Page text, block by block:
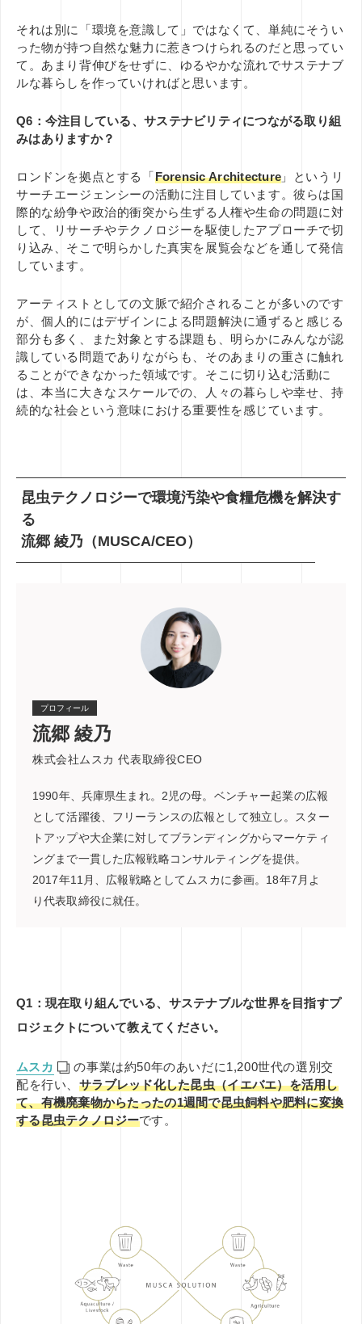
それは別に「環境を意識して」ではなくて、単純にそうい
った物が持つ自然な魅力に惹きつけられるのだと思ってい
て。あまり背伸びをせずに、ゆるやかな流れでサステナブ
ルな暮らしを作っていければと思います。
Q6：今注目している、サステナビリティにつながる取り組
みはありますか？
ロンドンを拠点とする「Forensic Architecture」というリ
サーチエージェンシーの活動に注目しています。彼らは国
際的な紛争や政治的衝突から生ずる人権や生命の問題に対
して、リサーチやテクノロジーを駆使したアプローチで切
り込み、そこで明らかした真実を展覧会などを通して発信
しています。
アーティストとしての文脈で紹介されることが多いのです
が、個人的にはデザインによる問題解決に通ずると感じる
部分も多く、また対象とする課題も、明らかにみんなが認
識している問題でありながらも、そのあまりの重さに触れ
ることができなかった領域です。そこに切り込む活動に
は、本当に大きなスケールでの、人々の暮らしや幸せ、持
続的な社会という意味における重要性を感じています。
昆虫テクノロジーで環境汚染や食糧危機を解決す
る
流郷 綾乃（MUSCA/CEO）
プロフィール
流郷 綾乃
株式会社ムスカ 代表取締役CEO
1990年、兵庫県生まれ。2児の母。ベンチャー起業の広報
として活躍後、フリーランスの広報として独立し。スター
トアップや大企業に対してブランディングからマーケティ
ングまで一貫した広報戦略コンサルティングを提供。
2017年11月、広報戦略としてムスカに参画。18年7月よ
り代表取締役に就任。
Q1：現在取り組んでいる、サステナブルな世界を目指すプ
ロジェクトについて教えてください。
ムスカ
の事業は約50年のあいだに1,200世代の選別交
配を行い、 サラブレッド化した昆虫（イエバエ）を活用し
て、有機廃棄物からたったの1週間で昆虫飼料や肥料に変換
する昆虫テクノロジーです。